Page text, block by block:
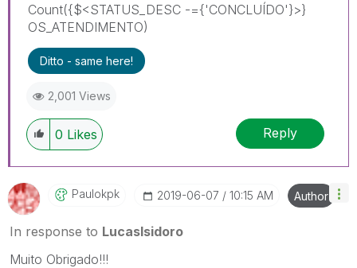
Count({$<STATUS_DESC -={'CONCLUÍDO'}>}
OS_ATENDIMENTO)
Ditto - same here!
2,001 Views
0 Likes Reply
Paulokpk ‎2019-06-07 10:15 AM Author
In response to LucasIsidoro
Muito Obrigado!!!